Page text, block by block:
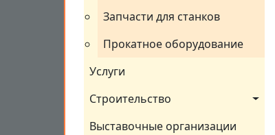
Запчасти для станков
Прокатное оборудование
Услуги
Строительство
Выставочные организации